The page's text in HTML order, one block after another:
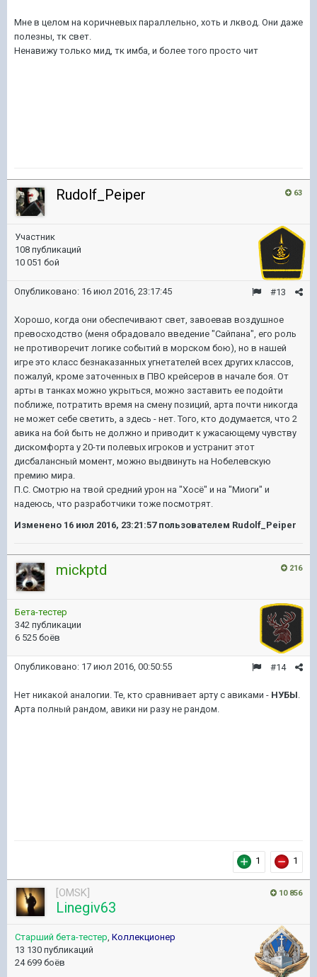
Мне в целом на коричневых параллельно, хоть и лквод. Они даже
полезны, тк свет.
Ненавижу только мид, тк имба, и более того просто чит
63
Rudolf_Peiper
Участник
108 публикаций
10 051 бой
#13
Опубликовано: 16 июл 2016, 23:17:45
Хорошо, когда они обеспечивают свет, завоевав воздушное
превосходство (меня обрадовало введение "Сайпана", его роль
не противоречит логике событий в морском бою), но в нашей
игре это класс безнаказанных угнетателей всех других классов,
пожалуй, кроме заточенных в ПВО крейсеров в начале боя. От
арты в танках можно укрыться, можно заставить ее подойти
поближе, потратить время на смену позиций, арта почти никогда
не может себе светить, а здесь - нет. Того, кто додумается, что 2
авика на бой быть не должно и приводит к ужасающему чувству
дискомфорта у 20-ти полевых игроков и устранит этот
дисбалансный момент, можно выдвинуть на Нобелевскую
премию мира.
П.С. Смотрю на твой средний урон на "Хосё" и на "Миоги" и
надеюсь, что разработчики тоже посмотрят.
Изменено 16 июл 2016, 23:21:57пользователем Rudolf_Peiper
216
mickptd
Бета-тестер
342 публикации
6 525 боёв
#14
Опубликовано: 17 июл 2016, 00:50:55
Нет никакой аналогии. Те, кто сравнивает арту с авиками - НУБЫ.
Арта полный рандом, авики ни разу не рандом.
1 1
10 856
[OMSK]
Linegiv63
Старший бета-тестер, Коллекционер
13 130 публикаций
24 699 боёв